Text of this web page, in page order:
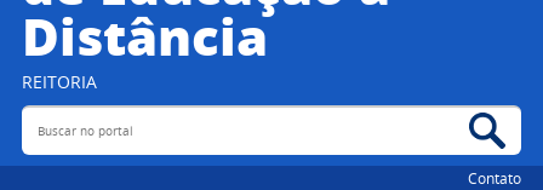
Distância
REITORIA
Buscar no portal
Contato